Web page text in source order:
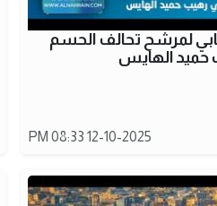
لمرشح تحالف الحسم
حميد الهايس
12-10-2025 08:33 PM